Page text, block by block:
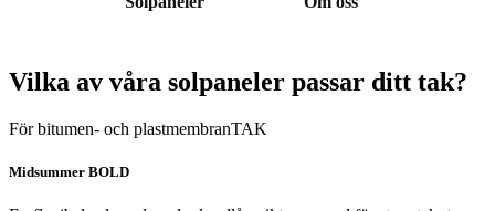
Vilka av våra solpaneler passar ditt tak?
För bitumen- och plastmembranTAK
Midsummer BOLD